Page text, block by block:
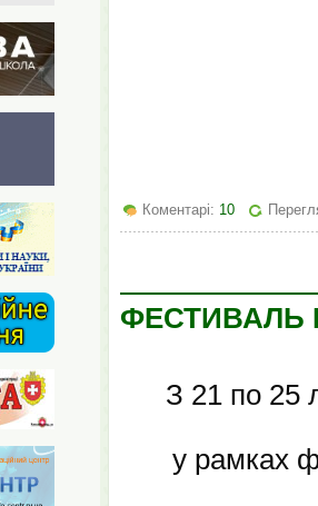
Коментарі: 10
ФЕСТИВАЛЬ
З 21 по 25
у рамках